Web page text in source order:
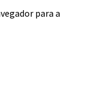
para a